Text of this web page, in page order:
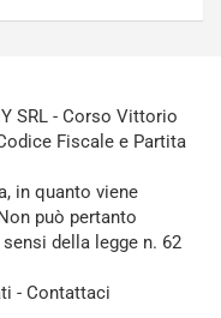
SRL - Corso Vittorio
Fiscale e Partita
in quanto viene
può pertanto
della legge n. 62
- Contattaci